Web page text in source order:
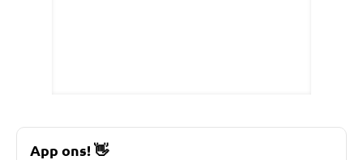
App ons!👋